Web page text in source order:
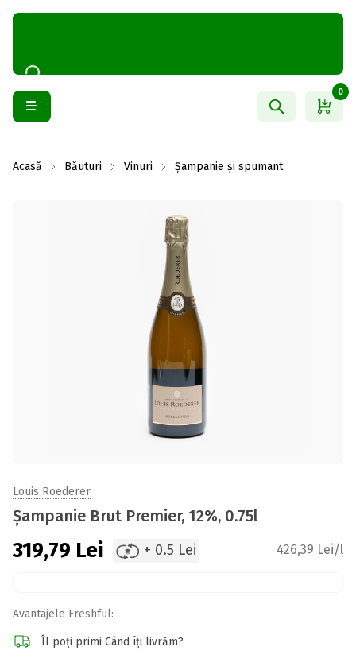
0
Acasă Băuturi Vinuri Șampanie și spumant
Louis Roederer
Șampanie Brut Premier, 12%, 0.75l
319,79 Lei + 0.5 Lei 426,39 Lei/l
Avantajele Freshful:
Îl poți primi Când îți livrăm?